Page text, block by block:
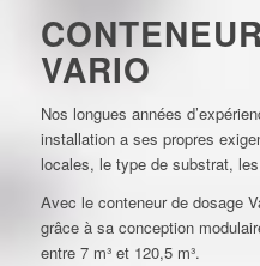
VARIO
Nos longues années
installation a ses propres
locales, le type de substrat,
Avec le conteneur de dosage
grâce à sa conception
entre 7 m³ et 120,5 m³.